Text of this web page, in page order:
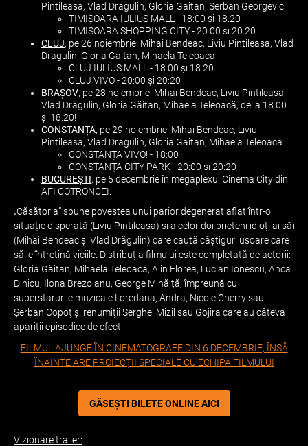
Pintileasa, Vlad Dragulin, Gloria Gaitan, Serban Georgevici
TIMIȘOARA IULIUS MALL - 18:00 și 18.20
TIMIȘOARA SHOPPING CITY - 20:00 și 20:20
CLUJ, pe 26 noiembrie: Mihai Bendeac, Liviu Pintileasa, Vlad
Dragulin, Gloria Gaitan, Mihaela Teleoaca
CLUJ IULIUS MALL - 18:00 și 18.20
CLUJ VIVO - 20:00 și 20:20
BRAȘOV, pe 28 noiembrie: Mihai Bendeac, Liviu Pintileasa,
Vlad Drăgulin, Gloria Găitan, Mihaela Teleoacă, de la 18:00
și 18.20!
CONSTANȚA, pe 29 noiembrie: Mihai Bendeac, Liviu
Pintileasa, Vlad Dragulin, Gloria Gaitan, Mihaela Teleoaca
CONSTANȚA VIVO! - 18:00
CONSTANȚA CITY PARK - 20:00 și 20:20
BUCUREȘTI, pe 5 decembrie în megaplexul Cinema City din
AFI COTRONCEI.
„Căsătoria” spune povestea unui parior degenerat aflat într-o
situație disperată (Liviu Pintileasa) și a celor doi prieteni idioți ai săi
(Mihai Bendeac și Vlad Drăgulin) care caută câștiguri ușoare care
să le întrețină viciile. Distribuția filmului este completată de actorii:
Gloria Găitan, Mihaela Teleoacă, Alin Florea, Lucian Ionescu, Anca
Dinicu, Ilona Brezoianu, George Mihăiță, împreună cu
superstarurile muzicale Loredana, Andra, Nicole Cherry sau
Șerban Copoţ și renumiţii Serghei Mizil sau Gojira care au câteva
apariții episodice de efect.
FILMUL AJUNGE ÎN CINEMATOGRAFE DIN 6 DECEMBRIE, ÎNSĂ
ÎNAINTE ARE PROIECȚII SPECIALE CU ECHIPA FILMULUI
GĂSEȘTI BILETE ONLINE AICI
Vizionare trailer: